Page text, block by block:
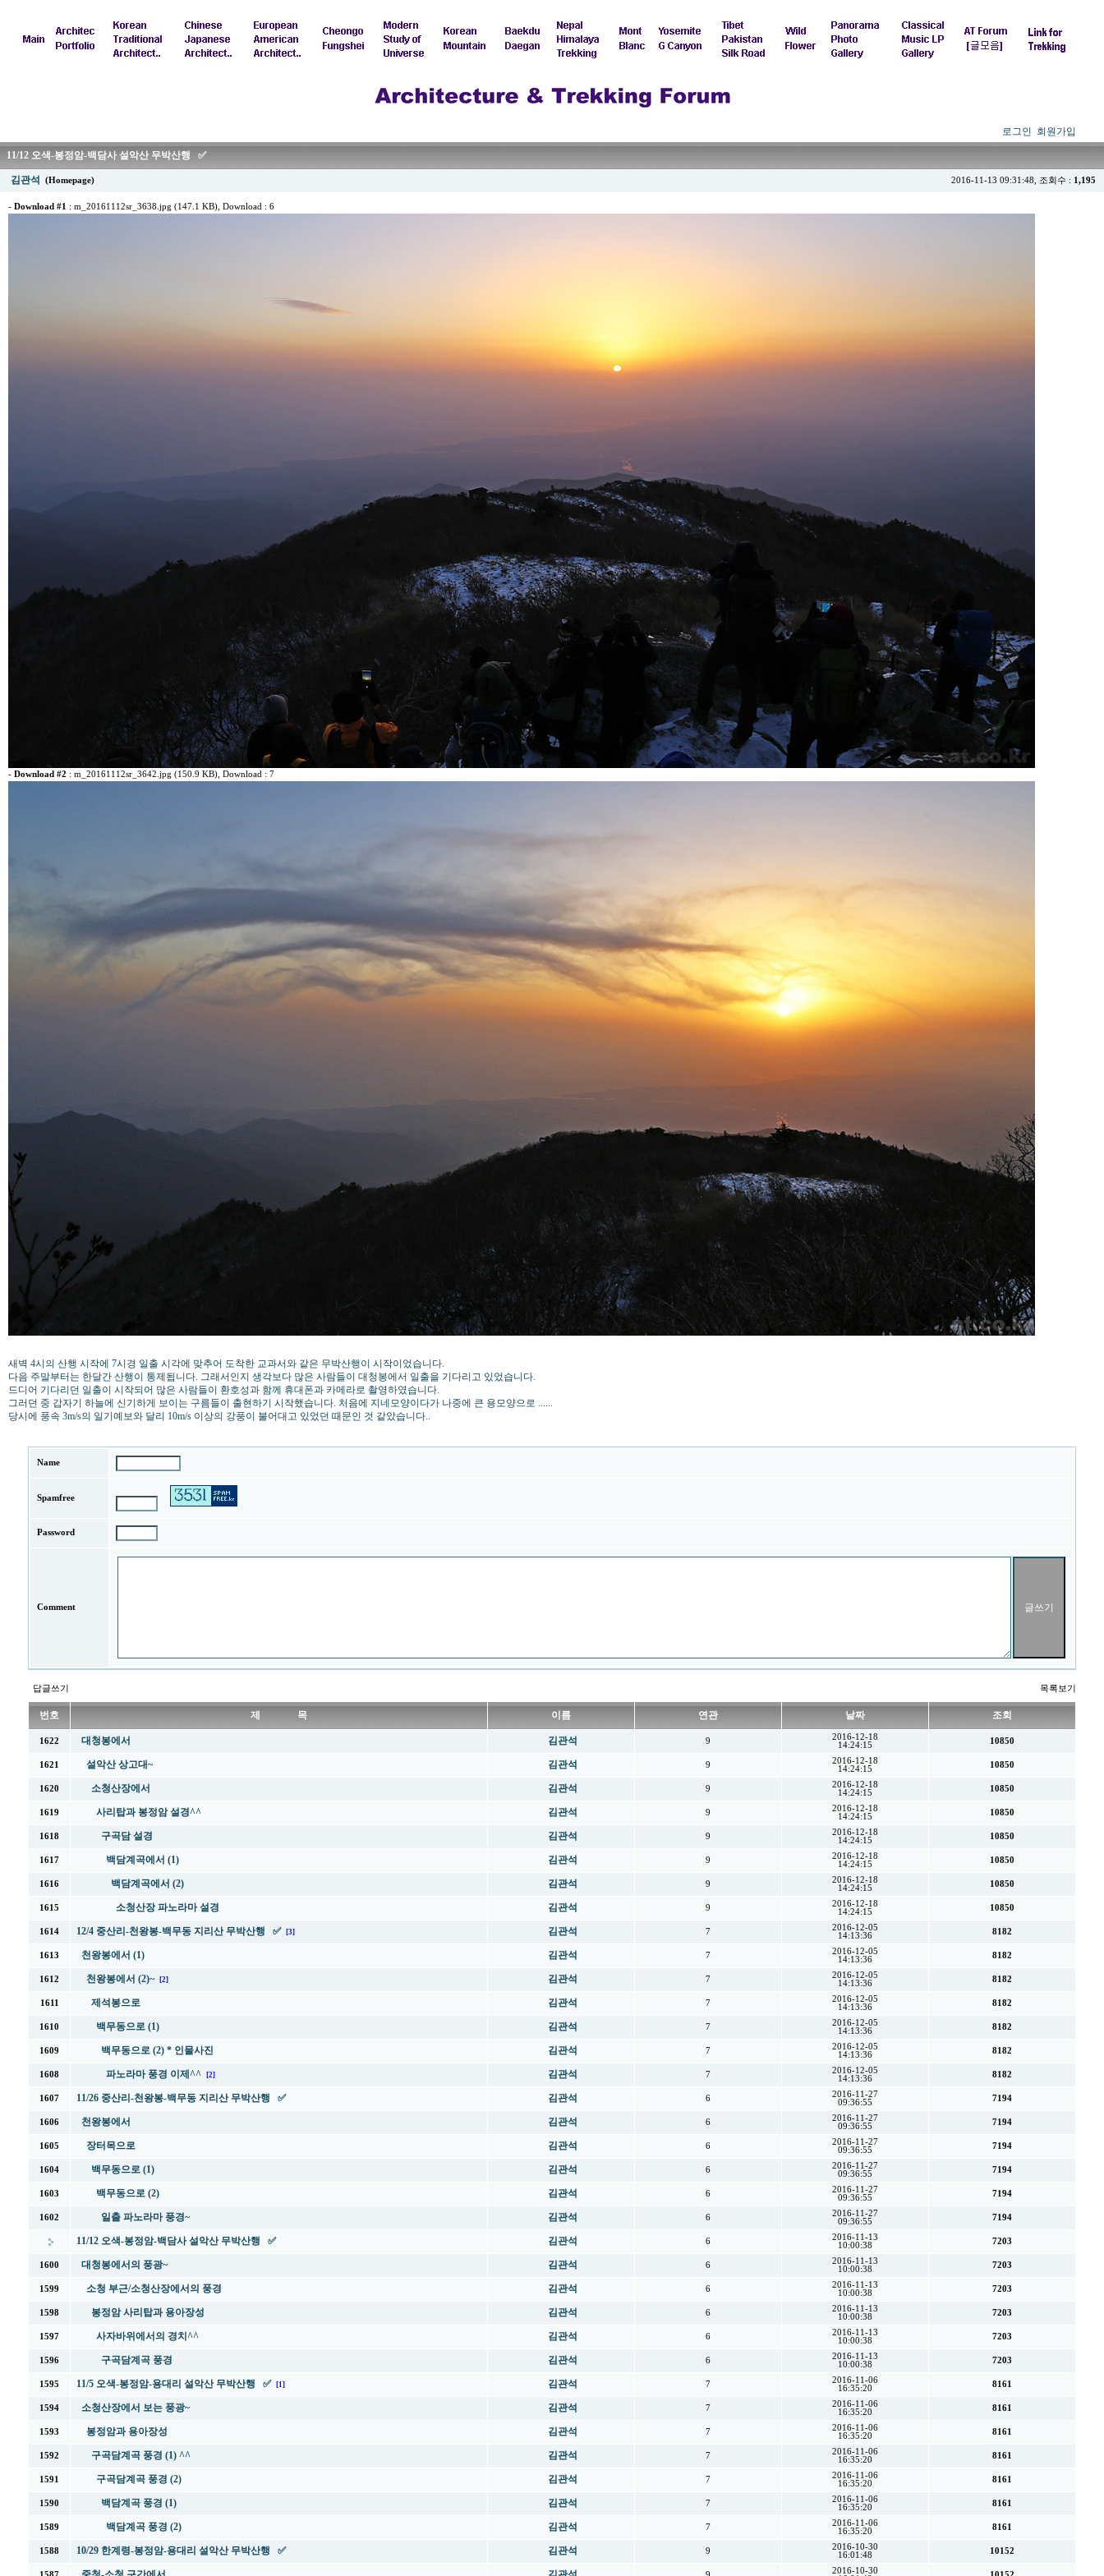
로그인 회원가입
11/12 오색-봉정암-백담사 설악산 무박산행 ✅
김관석 (Homepage) 2016-11-13 09:31:48, 조회수 : 1,195
- Download #1 : m_20161112sr_3638.jpg (147.1 KB) , Download : 6
- Download #2 : m_20161112sr_3642.jpg (150.9 KB) , Download : 7
새벽 4시의 산행 시작에 7시경 일출 시각에 맞추어 도착한 교과서와 같은 무박산행이 시작이었습니다.
다음 주말부터는 한달간 산행이 통제됩니다. 그래서인지 생각보다 많은 사람들이 대청봉에서 일출을 기다리고 있었습니다.
드디어 기다리던 일출이 시작되어 많은 사람들이 환호성과 함께 휴대폰과 카메라로 촬영하였습니다.
그러던 중 갑자기 하늘에 신기하게 보이는 구름들이 출현하기 시작했습니다. 처음에 지네모양이다가 나중에 큰 용모양으로 ......
당시에 풍속 3m/s의 일기예보와 달리 10m/s 이상의 강풍이 불어대고 있었던 때문인 것 같았습니다..
Name
Spamfree
Password
Comment
답글쓰기 목록보기
번호 제 목 이름 연관 날짜 조회
1622 대청봉에서 김관석 9
2016-12-18
14:24:15
10850
1621 설악산 상고대~ 김관석 9
2016-12-18
14:24:15
10850
1620 소청산장에서 김관석 9
2016-12-18
14:24:15
10850
1619 사리탑과 봉정암 설경^^ 김관석 9
2016-12-18
14:24:15
10850
1618 구곡담 설경 김관석 9
2016-12-18
14:24:15
10850
1617 백담계곡에서 (1) 김관석 9
2016-12-18
14:24:15
10850
1616 백담계곡에서 (2) 김관석 9
2016-12-18
14:24:15
10850
1615 소청산장 파노라마 설경 김관석 9
2016-12-18
14:24:15
10850
1614 12/4 중산리-천왕봉-백무동 지리산 무박산행 ✅ [3] 김관석 7
2016-12-05
14:13:36
8182
1613 천왕봉에서 (1) 김관석 7
2016-12-05
14:13:36
8182
1612 천왕봉에서 (2)~ [2] 김관석 7
2016-12-05
14:13:36
8182
1611 제석봉으로 김관석 7
2016-12-05
14:13:36
8182
1610 백무동으로 (1) 김관석 7
2016-12-05
14:13:36
8182
1609 백무동으로 (2) * 인물사진 김관석 7
2016-12-05
14:13:36
8182
1608 파노라마 풍경 이제^^ [2] 김관석 7
2016-12-05
14:13:36
8182
1607 11/26 중산리-천왕봉-백무동 지리산 무박산행 ✅ 김관석 6
2016-11-27
09:36:55
7194
1606 천왕봉에서 김관석 6
2016-11-27
09:36:55
7194
1605 장터목으로 김관석 6
2016-11-27
09:36:55
7194
1604 백무동으로 (1) 김관석 6
2016-11-27
09:36:55
7194
1603 백무동으로 (2) 김관석 6
2016-11-27
09:36:55
7194
1602 일출 파노라마 풍경~ 김관석 6
2016-11-27
09:36:55
7194
11/12 오색-봉정암-백담사 설악산 무박산행 ✅ 김관석 6
2016-11-13
10:00:38
7203
1600 대청봉에서의 풍광~ 김관석 6
2016-11-13
10:00:38
7203
1599 소청 부근/소청산장에서의 풍경 김관석 6
2016-11-13
10:00:38
7203
1598 봉정암 사리탑과 용아장성 김관석 6
2016-11-13
10:00:38
7203
1597 사자바위에서의 경치^^ 김관석 6
2016-11-13
10:00:38
7203
1596 구곡담계곡 풍경 김관석 6
2016-11-13
10:00:38
7203
1595 11/5 오색-봉정암-용대리 설악산 무박산행 ✅ [1] 김관석 7
2016-11-06
16:35:20
8161
1594 소청산장에서 보는 풍광~ 김관석 7
2016-11-06
16:35:20
8161
1593 봉정암과 용아장성 김관석 7
2016-11-06
16:35:20
8161
1592 구곡담계곡 풍경 (1) ^^ 김관석 7
2016-11-06
16:35:20
8161
1591 구곡담계곡 풍경 (2) 김관석 7
2016-11-06
16:35:20
8161
1590 백담계곡 풍경 (1) 김관석 7
2016-11-06
16:35:20
8161
1589 백담계곡 풍경 (2) 김관석 7
2016-11-06
16:35:20
8161
1588 10/29 한계령-봉정암-용대리 설악산 무박산행 ✅ 김관석 9
2016-10-30
16:01:48
10152
2016-10-30